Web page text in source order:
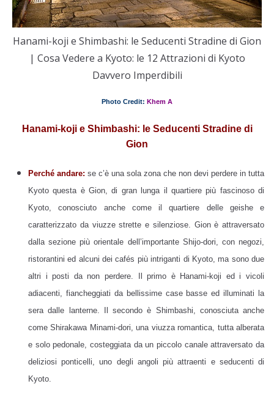
Hanami-koji e Shimbashi: le Seducenti Stradine di Gion
| Cosa Vedere a Kyoto: le 12 Attrazioni di Kyoto
Davvero Imperdibili
Photo Credit: Khem A
Hanami-koji e Shimbashi: le Seducenti Stradine di
Gion
Perché andare: se c’è una sola zona che non devi perdere in tutta
Kyoto questa è Gion, di gran lunga il quartiere più fascinoso di
Kyoto, conosciuto anche come il quartiere delle geishe e
caratterizzato da viuzze strette e silenziose. Gion è attraversato
dalla sezione più orientale dell’importante Shijo-dori, con negozi,
ristorantini ed alcuni dei cafés più intriganti di Kyoto, ma sono due
altri i posti da non perdere. Il primo è Hanami-koji ed i vicoli
adiacenti, fiancheggiati da bellissime case basse ed illuminati la
sera dalle lanterne. Il secondo è Shimbashi, conosciuta anche
come Shirakawa Minami-dori, una viuzza romantica, tutta alberata
e solo pedonale, costeggiata da un piccolo canale attraversato da
deliziosi ponticelli, uno degli angoli più attraenti e seducenti di
Kyoto.